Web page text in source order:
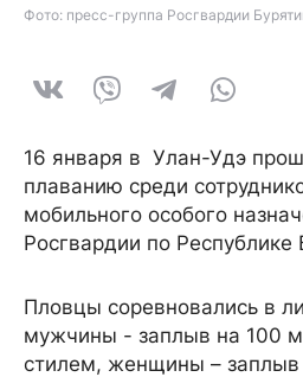
Фото: пресс-группа Росгвардии
16 января в Улан-Удэ
плаванию среди
мобильного особого
Росгвардии по Республике
Пловцы соревновались в
мужчины - заплыв на 100
стилем, женщины –